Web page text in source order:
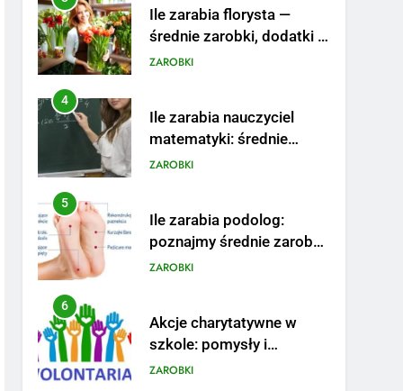
Ile zarabia florysta —
średnie zarobki, dodatki i
sposoby na podwyżkę
ZAROBKI
4
Ile zarabia nauczyciel
matematyki: średnie
zarobki, dodatki i
ZAROBKI
5
Ile zarabia podolog:
poznajmy średnie zarobki
na tym stanowisku
ZAROBKI
6
Akcje charytatywne w
szkole: pomysły i
przykłady, które
ZAROBKI